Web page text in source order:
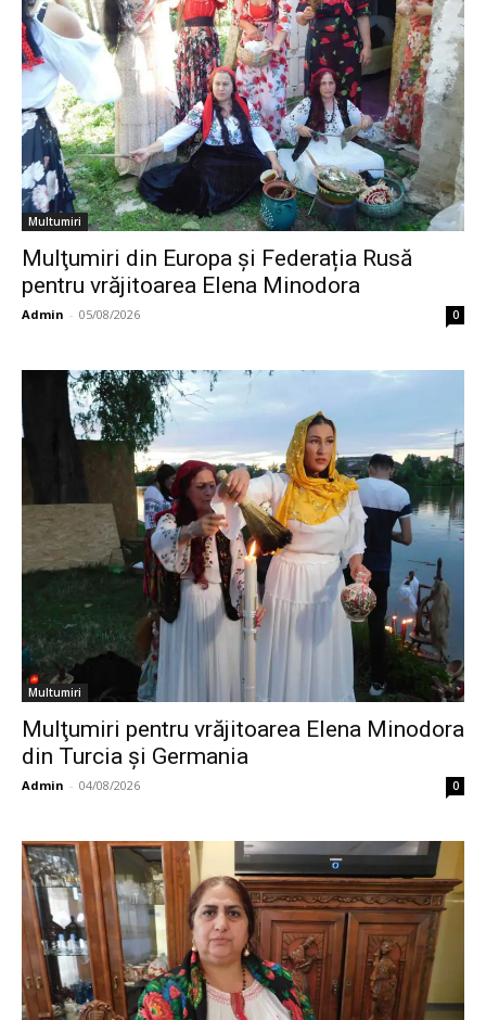
Multumiri
Mulţumiri din Europa și Federația Rusă
pentru vrăjitoarea Elena Minodora
Admin - 05/08/2026 0
Multumiri
Mulţumiri pentru vrăjitoarea Elena Minodora
din Turcia și Germania
Admin - 04/08/2026 0